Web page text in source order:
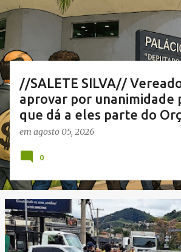
t
a
g
e
n
s
//SALETE SILVA//
aprovar por unanimidade
que dá a eles parte do
em agosto 05, 2026
0